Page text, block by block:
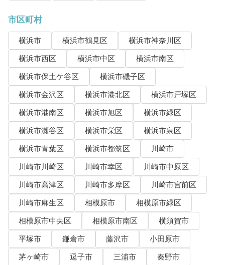
市区町村
横浜市 横浜市鶴見区
横浜市神奈川区
横浜市西区
横浜市中区
横浜市南区
横浜市保土ケ谷区
横浜市磯子区
横浜市金沢区
横浜市港北区
横浜市戸塚区
横浜市港南区
横浜市旭区
横浜市緑区
横浜市瀬谷区
横浜市栄区
横浜市泉区
横浜市青葉区
横浜市都筑区
川崎市
川崎市川崎区
川崎市幸区
川崎市中原区
川崎市高津区
川崎市多摩区
川崎市宮前区
川崎市麻生区
相模原市
相模原市緑区
相模原市中央区
相模原市南区
横須賀市
平塚市
鎌倉市 藤沢市
小田原市
茅ヶ崎市
逗子市 三浦市
秦野市